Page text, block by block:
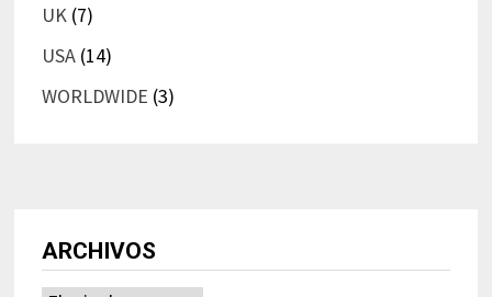
UK(7)
USA(14)
WORLDWIDE (3)
ARCHIVOS